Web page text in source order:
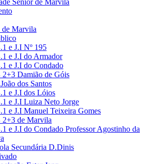
Sénior de Marvila
Marvila
e J.I Nº 195
e J.I do Armador
e J.I do Condado
2+3 Damião de Góis
dos Santos
e J.I dos Lóios
e J.I Luiza Neto Jorge
e J.I Manuel Teixeira Gomes
2+3 de Marvila
e J.I do Condado Professor Agostinho da
Secundária D.Dinis